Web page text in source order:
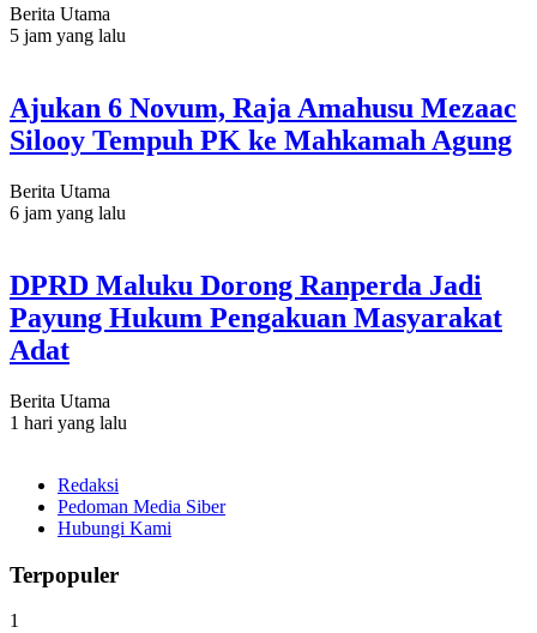
Berita Utama
5 jam yang lalu
Ajukan 6 Novum, Raja Amahusu Mezaac
Silooy Tempuh PK ke Mahkamah Agung
Berita Utama
6 jam yang lalu
DPRD Maluku Dorong Ranperda Jadi
Payung Hukum Pengakuan Masyarakat
Adat
Berita Utama
1 hari yang lalu
Redaksi
Pedoman Media Siber
Hubungi Kami
Terpopuler
1